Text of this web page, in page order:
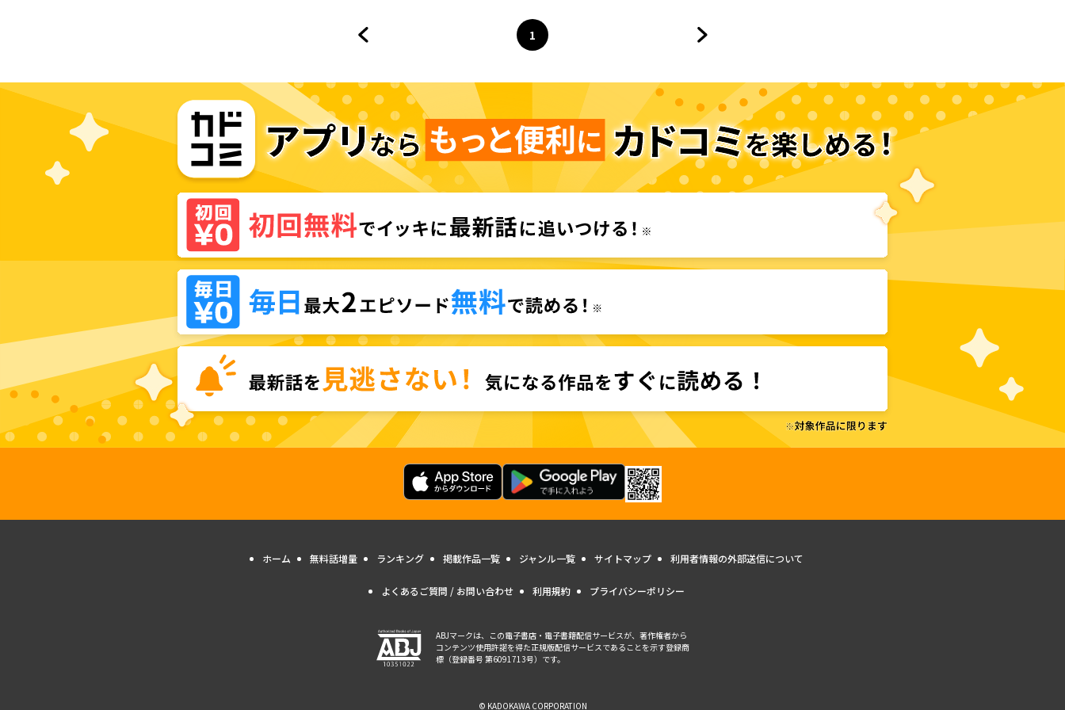
ページ
1
へ
ホーム 無料話増量 ランキング 掲載作品一覧 ジャンル一覧 サイトマップ 利用者情報の外部送信について
よくあるご質問 / お問い合わせ 利用規約 プライバシーポリシー
ABJマークは、この電子書店・電子書籍配信サービスが、著作権者から
コンテンツ使用許諾を得た正規版配信サービスであることを示す登録商
標（登録番号 第6091713号）です。
© KADOKAWA CORPORATION